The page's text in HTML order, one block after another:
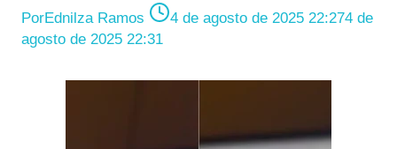
PorEdnilza Ramos 4 de agosto de 2025 22:274 de
agosto de 2025 22:31